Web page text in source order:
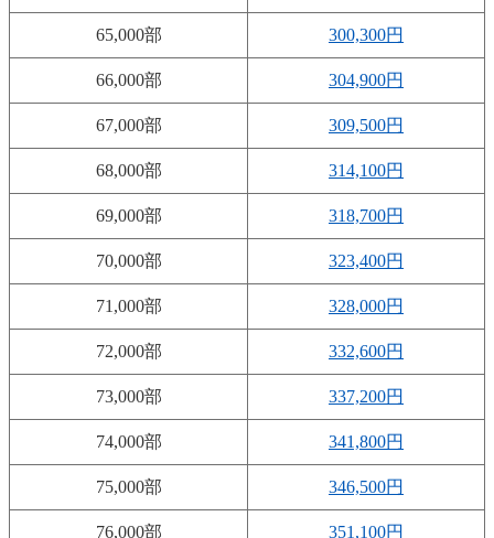
65,000部 300,300円
66,000部 304,900円
67,000部 309,500円
68,000部 314,100円
69,000部 318,700円
70,000部 323,400円
71,000部 328,000円
72,000部 332,600円
73,000部 337,200円
74,000部 341,800円
75,000部 346,500円
76,000部 351,100円